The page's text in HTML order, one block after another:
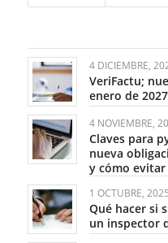
4 DICIEMBRE,
VeriFactu;
enero de 2027
4 NOVIEMBRE,
Claves para
nueva
y cómo
1 OCTUBRE, 2025
Qué hacer si
un inspector